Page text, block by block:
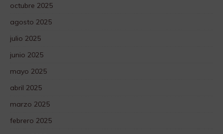
octubre 2025
agosto 2025
julio 2025
junio 2025
mayo 2025
abril 2025
marzo 2025
febrero 2025